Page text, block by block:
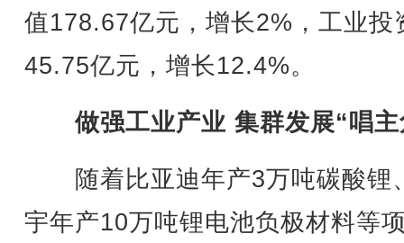
值178.67亿元，增长2%，工业投
45.75亿元，增长12.4%。
做强工业产业 集群发展“唱
随着比亚迪年产3万吨碳酸锂
宇年产10万吨锂电池负极材料等